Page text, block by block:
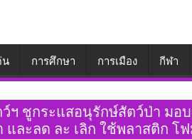
น การศึกษา การเมือง กีฬา
ฯ ชูกระแสอนุรักษ์สัตว์ป่า มอ
และลด ละ เลิก ใช้พลาสติก โ